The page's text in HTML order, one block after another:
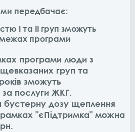
передбачає:
І та ІІ груп зможуть
межах програми
програми люди з
груп та
зможуть
послуги ЖКГ.
бустерну дозу щеплення
рамках "єПідтримка" можна